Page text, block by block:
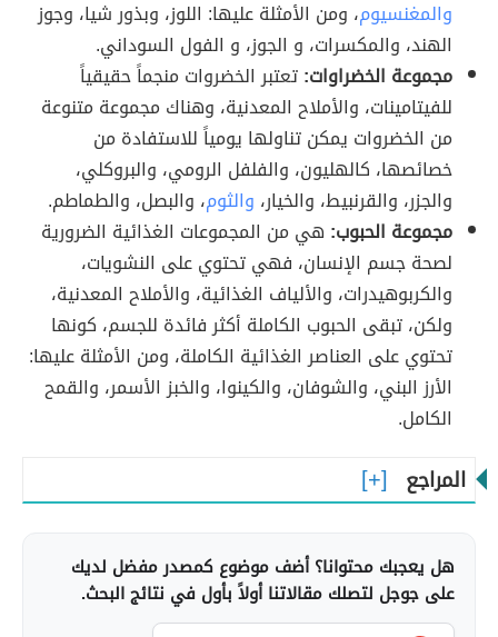
والمغنسيوم، ومن الأمثلة عليها: اللوز، وبذور شيا، وجوز
الهند، والمكسرات، و الجوز، و الفول السوداني.
مجموعة الخضراوات:تعتبر الخضروات منجماً حقيقياً
للفيتامينات، والأملاح المعدنية، وهناك مجموعة متنوعة
من الخضروات يمكن تناولها يومياً للاستفادة من
خصائصها، كالهليون، والفلفل الرومي، والبروكلي،
والجزر، والقرنبيط، والخيار، والثوم، والبصل، والطماطم.
مجموعة الحبوب: هي من المجموعات الغذائية الضرورية
لصحة جسم الإنسان، فهي تحتوي على النشويات،
والكربوهيدرات، والألياف الغذائية، والأملاح المعدنية،
ولكن، تبقى الحبوب الكاملة أكثر فائدة للجسم، كونها
تحتوي على العناصر الغذائية الكاملة، ومن الأمثلة عليها:
الأرز البني، والشوفان، والكينوا، والخبز الأسمر، والقمح
الكامل.
المراجع
هل يعجبك محتوانا؟ أضف موضوع كمصدر مفضل لديك
على جوجل لتصلك مقالاتنا أولاً بأول في نتائج البحث.